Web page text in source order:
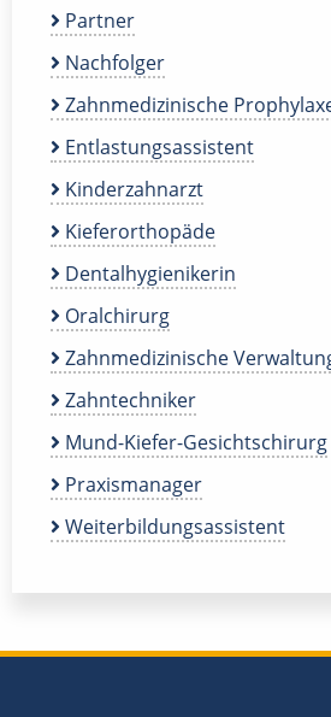
Partner
Nachfolger
Zahnmedizinische
Entlastungsassistent
Kinderzahnarzt
Kieferorthopäde
Dentalhygienikerin
Oralchirurg
Zahnmedizinische
Zahntechniker
Mund-Kiefer-Gesichtschirurg
Praxismanager
Weiterbildungsassistent